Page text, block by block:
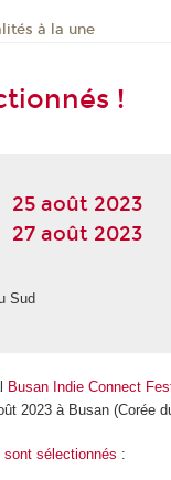
à la une
!
25 août 2023
27 août 2023
Sud
Busan Indie Connect
2023 à Busan (Corée
sélectionnés :